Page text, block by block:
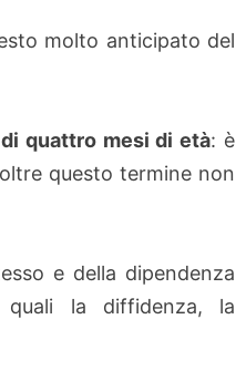
molto anticipato del
quattro mesi di età: è
questo termine non
e della dipendenza
quali la diffidenza, la